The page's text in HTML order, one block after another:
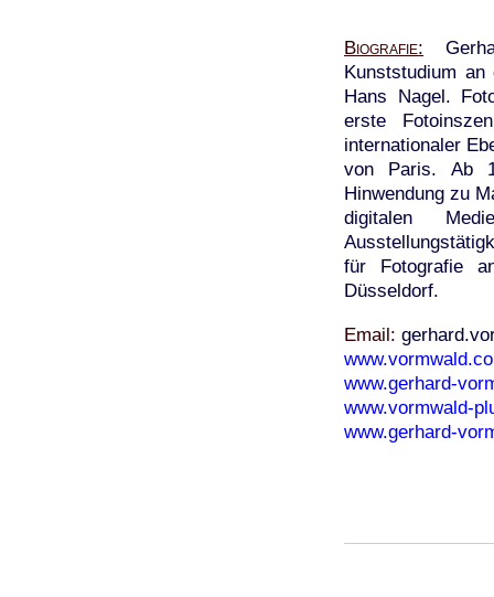
Biografie
Kunststudium
Hans Nagel.
erste
internationaler
von Paris. Ab
Hinwendung zu
digitalen
für Fotografie
Düsseldorf.
Email
www.gerhard-
www.vormwald-
www.gerhard-